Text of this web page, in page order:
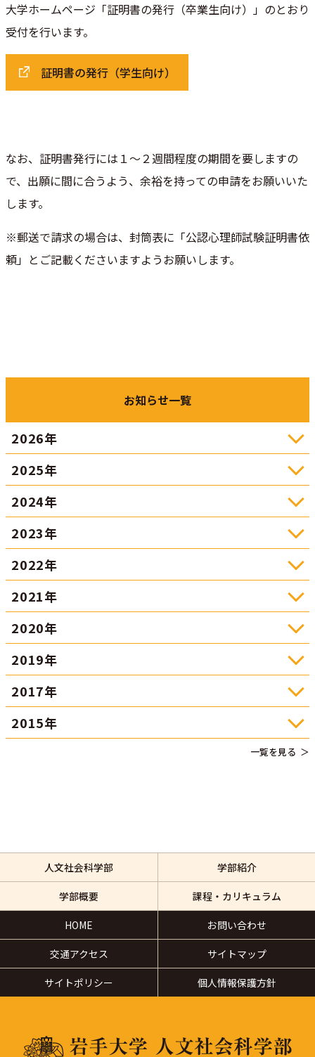
大学ホームページ「証明書の発行（卒業生向け）」のとおり
受付を行います。
証明書の発行（学生向け）
なお、証明書発行には１～２週間程度の期間を要しますの
で、出願に間に合うよう、余裕を持っての申請をお願いいた
します。
※郵送で請求の場合は、封筒表に「公認心理師試験証明書依
頼」とご記載くださいますようお願いします。
お知らせ一覧
2026年
2025年
2024年
2023年
2022年
2021年
2020年
2019年
2017年
2015年
一覧を見る
人文社会科学部 学部紹介
学部概要 課程・カリキュラム
HOME お問い合わせ
交通アクセス サイトマップ
サイトポリシー 個人情報保護方針